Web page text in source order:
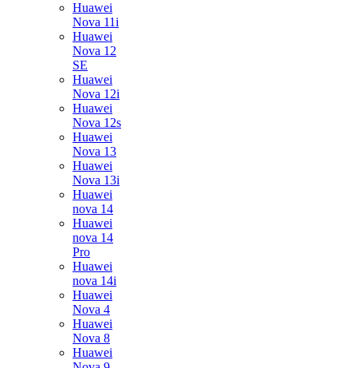
Huawei
Nova 11i
Huawei
Nova 12
SE
Huawei
Nova 12i
Huawei
Nova 12s
Huawei
Nova 13
Huawei
Nova 13i
Huawei
nova 14
Huawei
nova 14
Pro
Huawei
nova 14i
Huawei
Nova 4
Huawei
Nova 8
Huawei